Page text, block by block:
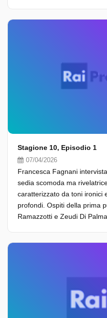
Stagione 10, Episodio 1
07/04/2026
Francesca Fagnani
sedia scomoda ma
caratterizzato da toni ironici
profondi. Ospiti della prima
Ramazzotti e Zeudi Di Palma.